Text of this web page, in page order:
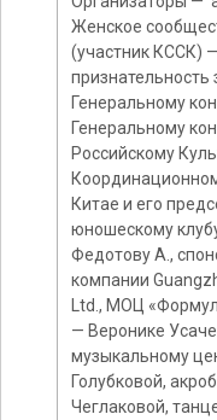
Женское
(участник КССК)
признательность
Генеральному
Генеральному
Российскому
Китае и его
юношескому
Федотову А.,
компании
Ltd., МОЦ
— Веронике
музыкальному
Голубковой,
Чеглаковой,